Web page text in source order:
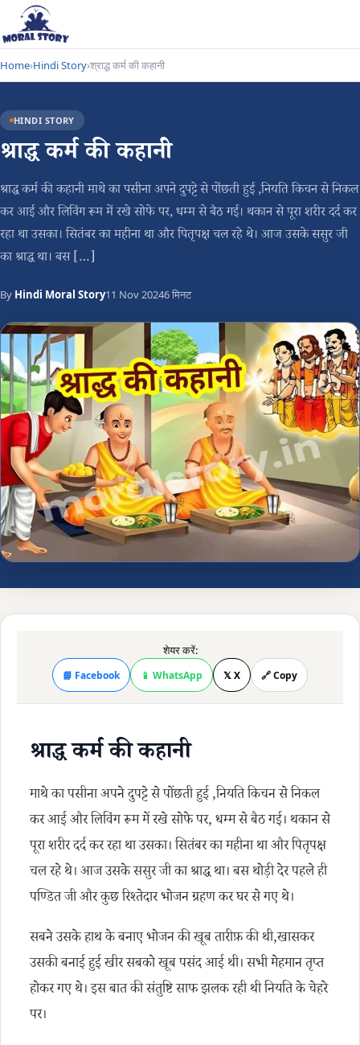
Home›Hindi Story›श्राद्ध कर्म की कहानी
HINDI STORY
श्राद्ध कर्म की कहानी
श्राद्ध कर्म की कहानी माथे का पसीना अपने दुपट्टे से पोंछती हुई ,नियति किचन से निकल
कर आई और लिविंग रूम में रखे सोफे पर, धम्म से बैठ गई। थकान से पूरा शरीर दर्द कर
रहा था उसका। सितंबर का महीना था और पितृपक्ष चल रहे थे। आज उसके ससुर जी
का श्राद्ध था। बस […]
By Hindi Moral Story11 Nov 20246 मिनट
शेयर करें:
📘 Facebook 📱 WhatsApp 𝕏 X 🔗 Copy
श्राद्ध कर्म की कहानी
माथे का पसीना अपने दुपट्टे से पोंछती हुई ,नियति किचन से निकल
कर आई और लिविंग रूम में रखे सोफे पर, धम्म से बैठ गई। थकान से
पूरा शरीर दर्द कर रहा था उसका। सितंबर का महीना था और पितृपक्ष
चल रहे थे। आज उसके ससुर जी का श्राद्ध था। बस थोड़ी देर पहले ही
पण्डित जी और कुछ रिश्तेदार भोजन ग्रहण कर घर से गए थे।
सबने उसके हाथ के बनाए भोजन की खूब तारीफ़ की थी,खासकर
उसकी बनाई हुई खीर सबको खूब पसंद आई थी। सभी मेहमान तृप्त
होकर गए थे। इस बात की संतुष्टि साफ झलक रही थी नियति के चेहरे
पर।